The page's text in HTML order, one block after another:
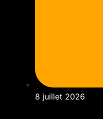
8 juillet 2026